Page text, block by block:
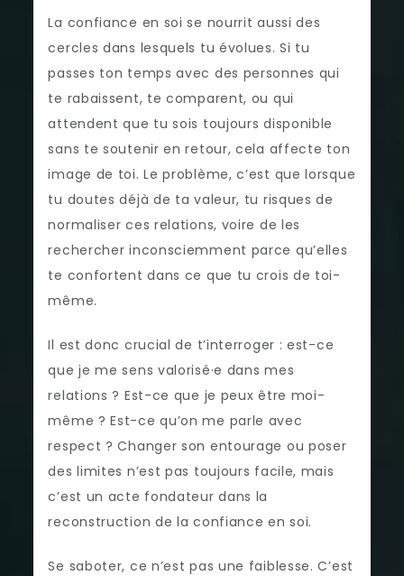
La confiance en soi se nourrit aussi des
cercles dans lesquels tu évolues. Si tu
passes ton temps avec des personnes qui
te rabaissent, te comparent, ou qui
attendent que tu sois toujours disponible
sans te soutenir en retour, cela affecte ton
image de toi. Le problème, c’est que lorsque
tu doutes déjà de ta valeur, tu risques de
normaliser ces relations, voire de les
rechercher inconsciemment parce qu’elles
te confortent dans ce que tu crois de toi-
même.
Il est donc crucial de t’interroger : est-ce
que je me sens valorisé·e dans mes
relations ? Est-ce que je peux être moi-
même ? Est-ce qu’on me parle avec
respect ? Changer son entourage ou poser
des limites n’est pas toujours facile, mais
c’est un acte fondateur dans la
reconstruction de la confiance en soi.
Se saboter, ce n’est pas une faiblesse. C’est